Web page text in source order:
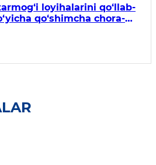
loyihalarini qo‘llab-
qo‘shimcha chora-